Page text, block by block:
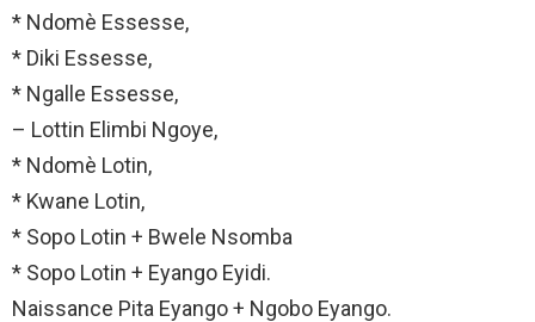
* Ndomè Essesse,
* Diki Essesse,
* Ngalle Essesse,
– Lottin Elimbi Ngoye,
* Ndomè Lotin,
* Kwane Lotin,
* Sopo Lotin + Bwele Nsomba
* Sopo Lotin + Eyango Eyidi.
Naissance Pita Eyango + Ngobo Eyango.